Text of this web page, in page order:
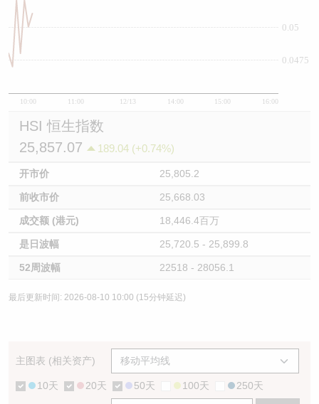
10:00 11:00 12/13 14:00 15:00 16:00
0.0475
0.05
HSI 恒生指数
25,857.07
189.04 (+0.74%)
开市价 25,805.2
前收市价 25,668.03
成交额 (港元) 18,446.4百万
是日波幅 25,720.5 - 25,899.8
52周波幅 22518 - 28056.1
最后更新时间: 2026-08-10 10:00 (15分钟延迟)
主图表 (相关资产)
10天 20天 50天 100天 250天